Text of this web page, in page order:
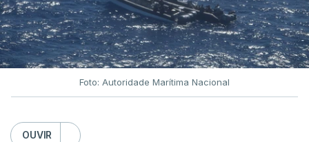
Foto: Autoridade Marítima Nacional
OUVIR